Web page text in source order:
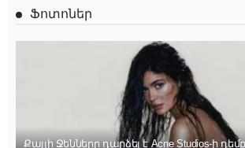
Ֆոտոներ
Քայլի Ջենները դարձել է Acne Studios-ի